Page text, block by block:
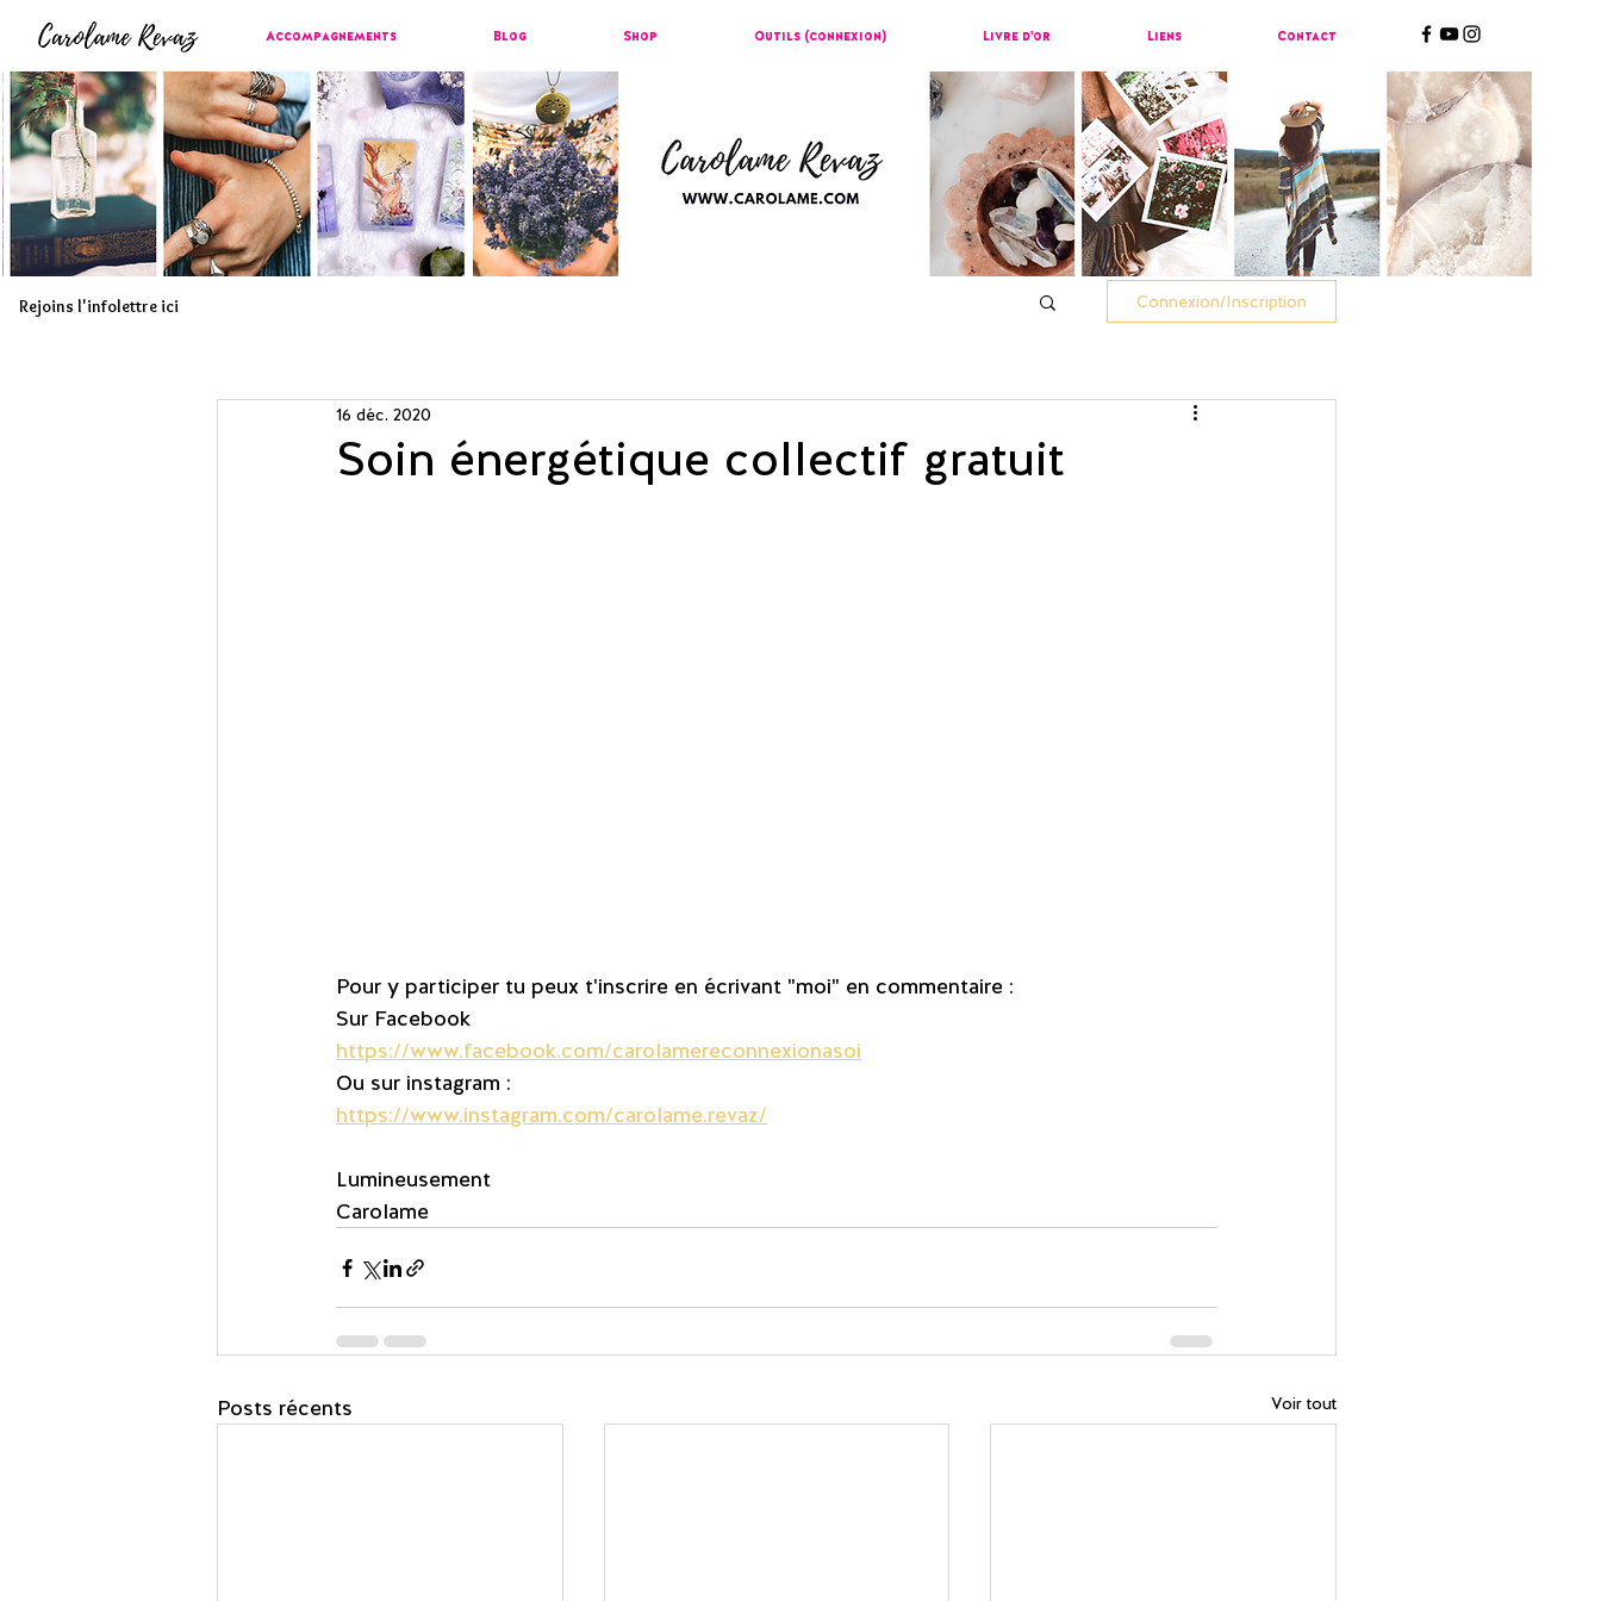
Accompagnements Blog Shop Outils (connexion) Livre d'or Liens Contact
Connexion/Inscription
Soin énergétique collectif gratuit
16 déc. 2020
Pour y participer tu peux t'inscrire en écrivant "moi" en commentaire :
Sur Facebook
https://www.facebook.com/carolamereconnexionasoi
Ou sur instagram :
https://www.instagram.com/carolame.revaz/
Lumineusement
Carolame
Posts récents Voir tout
Rejoins l'infolettre ici